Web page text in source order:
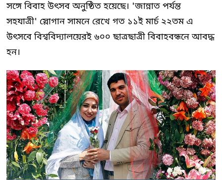
সঙ্গে বিবাহ উৎসব অনুষ্ঠিত হয়েছে। 'জান্নাত পর্যন্ত
সহযাত্রী' স্লোগান সামনে রেখে গত ১১ই মার্চ ২২তম এ
উৎসবে বিশ্ববিদ্যালয়েরই ৬০০ ছাত্রছাত্রী বিবাহবন্ধনে আবদ্ধ
হন।